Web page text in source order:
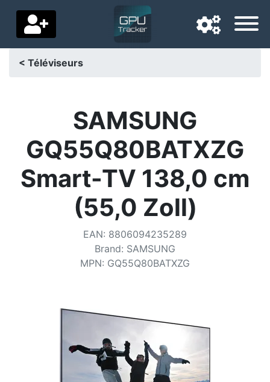
Pays de livraison
Accueil
Baisses de prix
Paramètres
Soutenez-nous
Contactez-nous
< Téléviseurs
SAMSUNG
GQ55Q80BATXZG
Smart-TV 138,0 cm
(55,0 Zoll)
EAN: 8806094235289
Brand: SAMSUNG
MPN: GQ55Q80BATXZG